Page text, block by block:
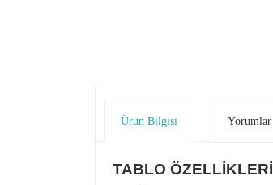
Ürün Bilgisi Yorumlar
TABLO ÖZELLİKLERİ